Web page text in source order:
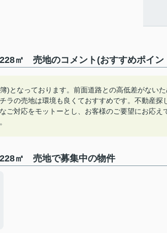
㎡ 売地のコメント(おすすめポイン
)となっております。前面道路との高低差がない
ラの売地は環境も良くておすすめです。不動産
ご対応をモットーとし、お客様のご要望にお応
㎡ 売地で募集中の物件